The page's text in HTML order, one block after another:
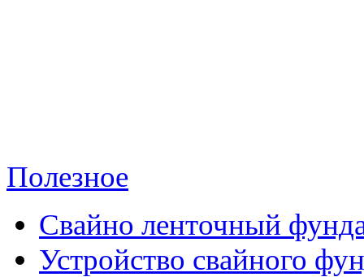
Полезное
Свайно ленточный
Устройство свайного